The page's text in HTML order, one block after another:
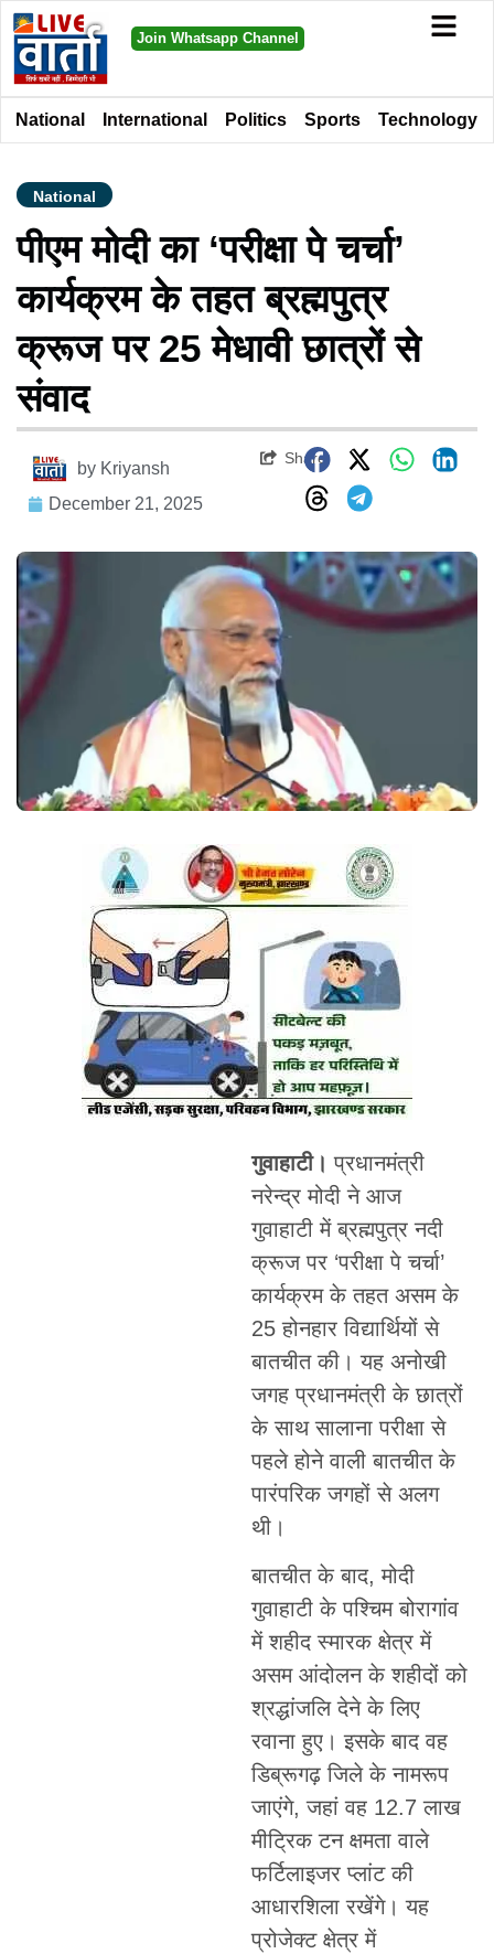
Join Whatsapp Channel
National International Politics Sports Technology
National
पीएम मोदी का ‘परीक्षा पे चर्चा’
कार्यक्रम के तहत ब्रह्मपुत्र
क्रूज पर 25 मेधावी छात्रों से
संवाद
by Kriyansh
December 21, 2025
Share
गुवाहाटी। प्रधानमंत्री
नरेन्द्र मोदी ने आज
गुवाहाटी में ब्रह्मपुत्र नदी
क्रूज पर ‘परीक्षा पे चर्चा’
कार्यक्रम के तहत असम के
25 होनहार विद्यार्थियों से
बातचीत की। यह अनोखी
जगह प्रधानमंत्री के छात्रों
के साथ सालाना परीक्षा से
पहले होने वाली बातचीत के
पारंपरिक जगहों से अलग
थी।
बातचीत के बाद, मोदी
गुवाहाटी के पश्चिम बोरागांव
में शहीद स्मारक क्षेत्र में
असम आंदोलन के शहीदों को
श्रद्धांजलि देने के लिए
रवाना हुए। इसके बाद वह
डिब्रूगढ़ जिले के नामरूप
जाएंगे, जहां वह 12.7 लाख
मीट्रिक टन क्षमता वाले
फर्टिलाइजर प्लांट की
आधारशिला रखेंगे। यह
प्रोजेक्ट क्षेत्र में